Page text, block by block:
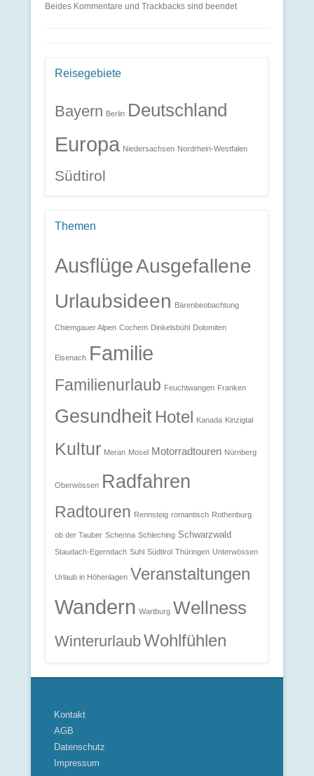
Beides Kommentare und Trackbacks sind beendet
Reisegebiete
Bayern Berlin Deutschland
Europa Niedersachsen Nordrhein-Westfalen
Südtirol
Themen
AusflügeAusgefallene
Urlaubsideen Bärenbeobachtung
Chiemgauer Alpen Cochem Dinkelsbühl Dolomiten
Eisenach Familie
Familienurlaub Feuchtwangen Franken
Gesundheit Hotel Kanada Kinzigtal
Kultur Meran Mosel Motorradtouren Nürnberg
Oberwössen Radfahren
Radtouren Rennsteig romantisch Rothenburg
ob der Tauber Schenna Schleching Schwarzwald
Staudach-Egerndach Suhl Südtirol Thüringen Unterwössen
Urlaub in Höhenlagen Veranstaltungen
Wandern Wartburg Wellness
WinterurlaubWohlfühlen
Kontakt
AGB
Datenschutz
Impressum